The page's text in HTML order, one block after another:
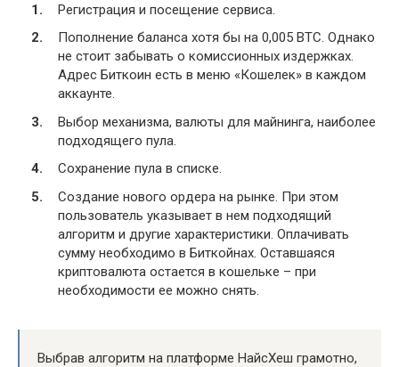
Регистрация и посещение сервиса.
Пополнение баланса хотя бы на 0,005 BTC. Однако
не стоит забывать о комиссионных издержках.
Адрес Биткоин есть в меню «Кошелек» в каждом
аккаунте.
Выбор механизма, валюты для майнинга, наиболее
подходящего пула.
Сохранение пула в списке.
Создание нового ордера на рынке. При этом
пользователь указывает в нем подходящий
алгоритм и другие характеристики. Оплачивать
сумму необходимо в Биткойнах. Оставшаяся
криптовалюта остается в кошельке – при
необходимости ее можно снять.
Выбрав алгоритм на платформе НайсХеш грамотно,